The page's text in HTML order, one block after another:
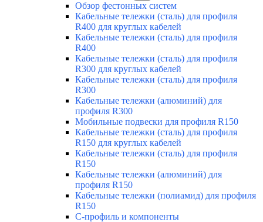
Обзор фестонных систем
Кабельные тележки (сталь) для профиля
R400 для круглых кабелей
Кабельные тележки (сталь) для профиля
R400
Кабельные тележки (сталь) для профиля
R300 для круглых кабелей
Кабельные тележки (сталь) для профиля
R300
Кабельные тележки (алюминий) для
профиля R300
Мобильные подвески для профиля R150
Кабельные тележки (сталь) для профиля
R150 для круглых кабелей
Кабельные тележки (сталь) для профиля
R150
Кабельные тележки (алюминий) для
профиля R150
Кабельные тележки (полиамид) для профиля
R150
С-профиль и компоненты